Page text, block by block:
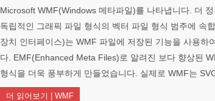
Microsoft WMF(Windows 메타파일)를 나타냅니다. 더
독립적인 그래픽 파일 형식의 벡터 파일 형식 범주에 속
장치 인터페이스)는 WMF 파일에 저장된 기능을 사용하
다. EMF(Enhanced Meta Files)로 알려진 보다 향상된
형식을 더욱 풍부하게 만들었습니다. 실제로 WMF는
더 읽어보기 | WMF